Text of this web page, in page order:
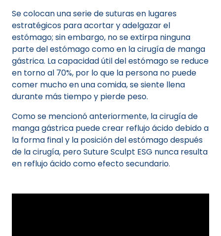
Se colocan una serie de suturas en lugares
estratégicos para acortar y adelgazar el
estómago; sin embargo, no se extirpa ninguna
parte del estómago como en la cirugía de manga
gástrica. La capacidad útil del estómago se reduce
en torno al 70%, por lo que la persona no puede
comer mucho en una comida, se siente llena
durante más tiempo y pierde peso.
Como se mencionó anteriormente, la cirugía de
manga gástrica puede crear reflujo ácido debido a
la forma final y la posición del estómago después
de la cirugía, pero Suture Sculpt ESG nunca resulta
en reflujo ácido como efecto secundario.